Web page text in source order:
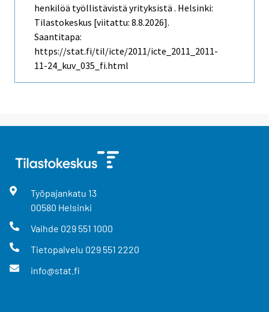
henkilöä työllistävistä yrityksistä . Helsinki:
Tilastokeskus [viitattu: 8.8.2026].
Saantitapa:
https://stat.fi/til/icte/2011/icte_2011_2011-
11-24_kuv_035_fi.html
Työpajankatu 13
00580 Helsinki
Vaihde 029 551 1000
Tietopalvelu 029 551 2220
info@stat.fi